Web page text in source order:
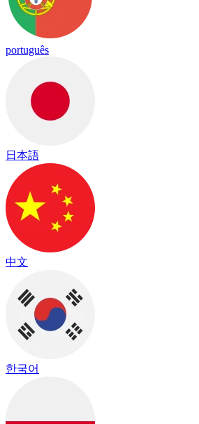
português
日本語
中文
한국어